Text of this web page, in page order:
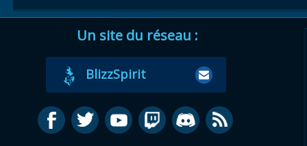
Un site du réseau :
BlizzSpirit